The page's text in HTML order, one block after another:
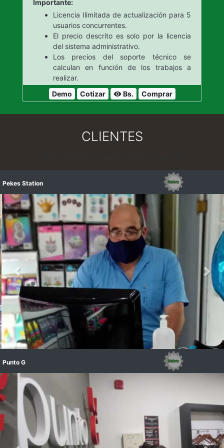
Importante:
Licencia Ilimitada de actualización para 5
usuarios concurrentes.
El precio descrito es solo por la licencia
del sistema administrativo.
Los precios del soporte técnico se
calculan en función de los trabajos a
realizar.
Demo
Cotizar visibilityBs. Comprar
CLIENTES
Pekes Station
Configuración y adiestramiento básico de Valery Estándar.
Punto G